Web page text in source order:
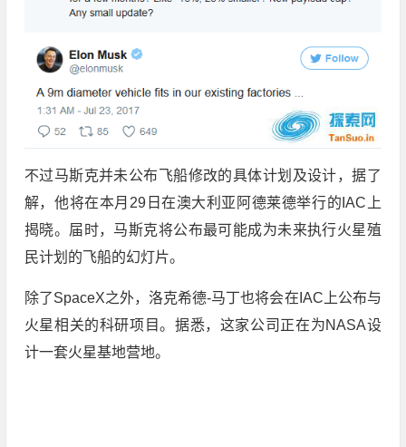
不过马斯克并未公布飞船修改的具体计划及设计，据了
解，他将在本月29日在澳大利亚阿德莱德举行的IAC上
揭晓。届时，马斯克将公布最可能成为未来执行火星殖
民计划的飞船的幻灯片。
除了SpaceX之外，洛克希德-马丁也将会在IAC上公布与
火星相关的科研项目。据悉，这家公司正在为NASA设
计一套火星基地营地。